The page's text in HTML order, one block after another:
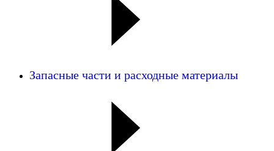
Запасные части и расходные материалы